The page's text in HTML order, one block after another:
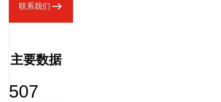
联系我们
主要数据
507